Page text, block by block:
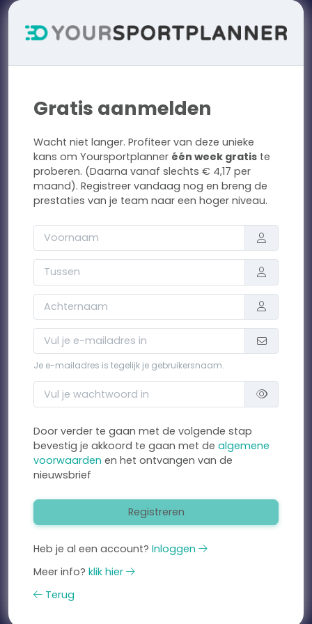
Gratis aanmelden
Wacht niet langer. Profiteer van deze unieke
kans om Yoursportplanner één week gratis te
proberen. (Daarna vanaf slechts € 4,17 per
maand). Registreer vandaag nog en breng de
prestaties van je team naar een hoger niveau.
Je e-mailadres is tegelijk je gebruikersnaam.
Door verder te gaan met de volgende stap
bevestig je akkoord te gaan met de algemene
voorwaarden en het ontvangen van de
nieuwsbrief
Registreren
Heb je al een account? Inloggen
Meer info? klik hier
Terug